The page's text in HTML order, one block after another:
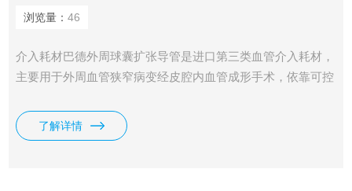
浏览量： 46
介入耗材巴德外周球囊扩张导管是进口第三类血管介入耗材，
主要用于外周血管狭窄病变经皮腔内血管成形手术，依靠可控
狭窄修复，是外周介入手术中的基础核心器械。
了解详情